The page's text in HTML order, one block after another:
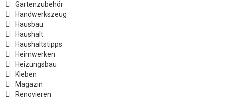
Gartenzubehör
Handwerkszeug
Hausbau
Haushalt
Haushaltstipps
Heimwerken
Heizungsbau
Kleben
Magazin
Renovieren